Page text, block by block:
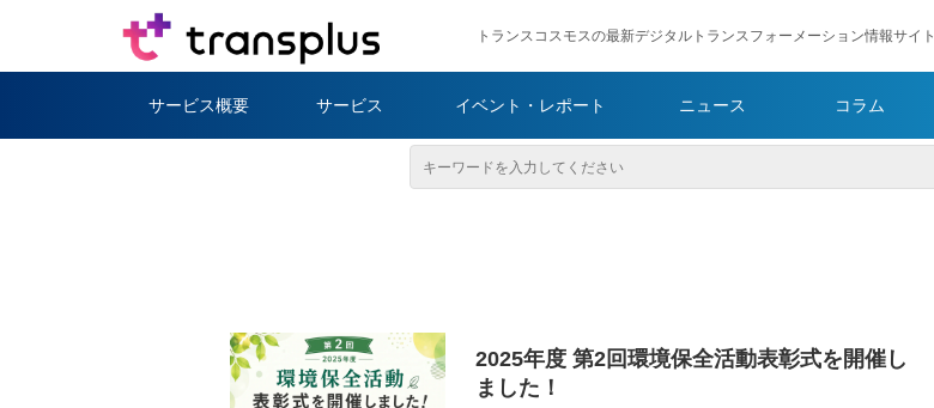
トランスコスモスの最新デジタルトランスフォーメーション情報サイト
サービス概要 サービス イベント・レポート ニュース コラム
2025年度 第2回環境保全活動表彰式を開催し
ました！